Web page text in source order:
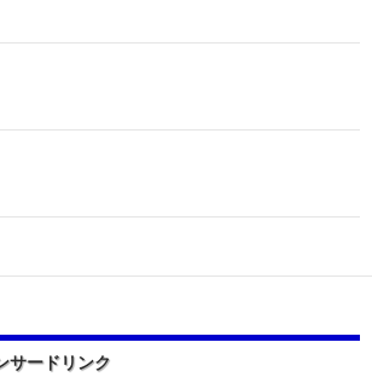
サードリンク